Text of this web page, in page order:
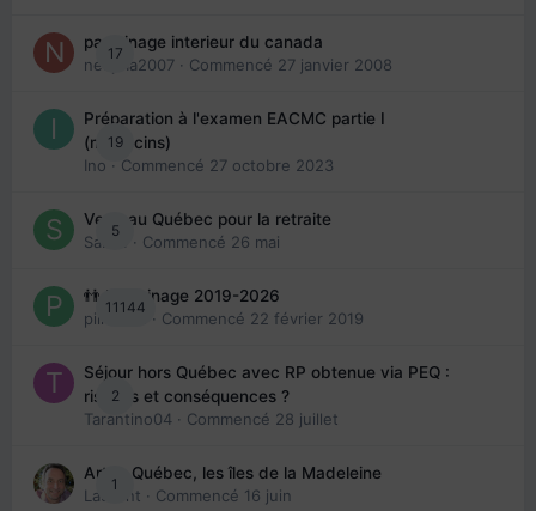
17
parrainage interieur du canada
nedjma2007 · Commencé 27 janvier 2008
19
Préparation à l'examen EACMC partie I
(médecins)
Ino · Commencé 27 octobre 2023
5
Venir au Québec pour la retraite
Sab74
· Commencé 26 mai
11144
👬 Parrainage 2019-2026
piinoush · Commencé 22 février 2019
2
Séjour hors Québec avec RP obtenue via PEQ :
risques et conséquences ?
Tarantino04 · Commencé 28 juillet
1
Arte : Québec, les îles de la Madeleine
Laurent · Commencé 16 juin